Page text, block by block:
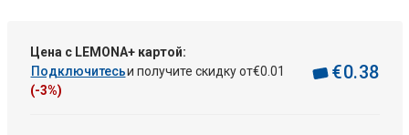
Цена с LEMONA+ картой:
Подключитесьи получите скидку от€0.01
(-3%)
€0.38